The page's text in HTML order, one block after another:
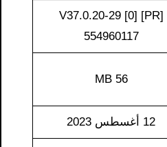
V37.0.20-29 [0] [PR]
554960117
56 MB
12 أغسطس 2023